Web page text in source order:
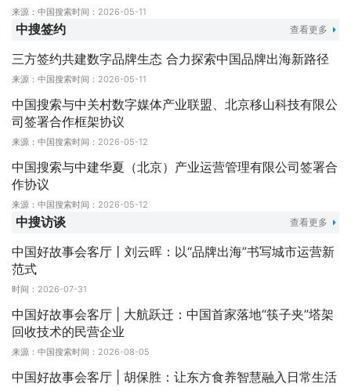
来源：中国搜索时间：2026-05-11
中搜签约 查看更多
三方签约共建数字品牌生态 合力探索中国品牌出海新路径
来源：中国搜索时间：2026-05-11
中国搜索与中关村数字媒体产业联盟、北京移山科技有限公
司签署合作框架协议
来源：中国搜索时间：2026-05-12
中国搜索与中建华夏（北京）产业运营管理有限公司签署合
作协议
来源：中国搜索时间：2026-05-12
中搜访谈 查看更多
中国好故事会客厅丨刘云晖：以“品牌出海”书写城市运营新
范式
时间：2026-07-31
中国好故事会客厅 | 大航跃迁：中国首家落地“筷子夹”塔架
回收技术的民营企业
来源：中国搜索时间：2026-08-05
中国好故事会客厅 | 胡保胜：让东方食养智慧融入日常生活